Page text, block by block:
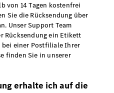
von 14 Tagen kostenfrei
Sie die Rücksendung über
Unser Support Team
Rücksendung ein Etikett
bei einer Postfiliale Ihrer
finden Sie in unserer
erhalte ich auf die